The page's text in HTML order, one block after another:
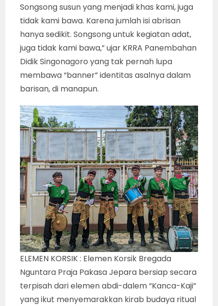
Songsong susun yang menjadi khas kami, juga
tidak kami bawa. Karena jumlah isi abrisan
hanya sedikit. Songsong untuk kegiatan adat,
juga tidak kami bawa,” ujar KRRA Panembahan
Didik Singonagoro yang tak pernah lupa
membawa “banner” identitas asalnya dalam
barisan, di manapun.
ELEMEN KORSIK : Elemen Korsik Bregada
Nguntara Praja Pakasa Jepara bersiap secara
terpisah dari elemen abdi-dalem “Kanca-Kaji”
yang ikut menyemarakkan kirab budaya ritual